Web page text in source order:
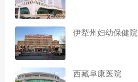
伊犁州妇幼保健院
西藏阜康医院